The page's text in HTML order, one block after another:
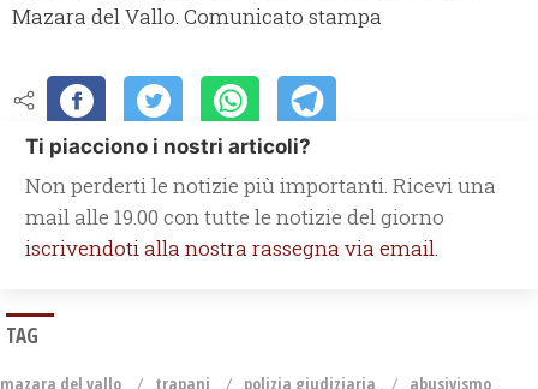
Mazara del Vallo. Comunicato stampa
Ti piacciono i nostri articoli?
Non perderti le notizie più importanti. Ricevi una
mail alle 19.00 con tutte le notizie del giorno
iscrivendoti alla nostra rassegna via email.
TAG
mazara del vallo trapani polizia giudiziaria
abusivismo